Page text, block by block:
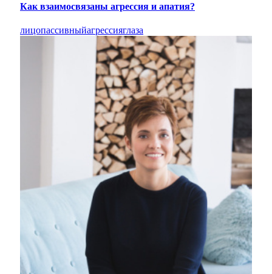
Как взаимосвязаны агрессия и апатия?
лицопассивныйагрессияглаза